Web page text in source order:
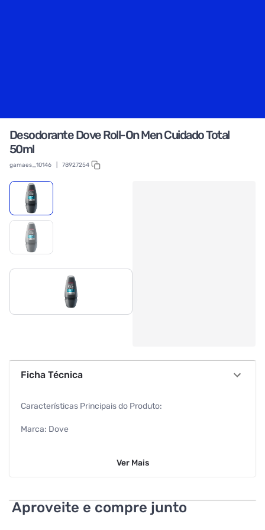
Desodorante Dove Roll-On Men Cuidado Total
50ml
gamaes_10146 78927254
Ficha Técnica
Características Principais do Produto:
Marca: Dove
EAN: 78927254
Ver Mais
Aproveite e compre junto